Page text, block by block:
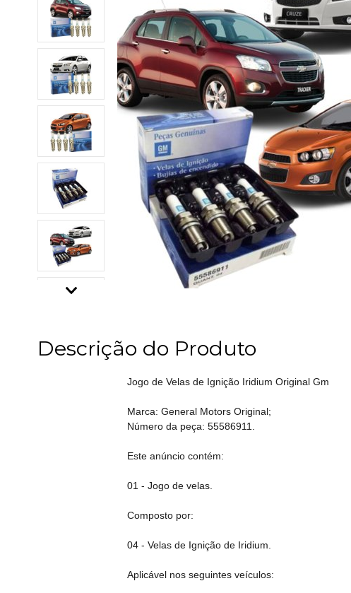
Descrição do Produto
Jogo de Velas de Ignição Iridium Original Gm
Marca: General Motors Original;
Número da peça: 55586911.
Este anúncio contém:
01 - Jogo de velas.
Composto por:
04 - Velas de Ignição de Iridium.
Aplicável nos seguintes veículos: